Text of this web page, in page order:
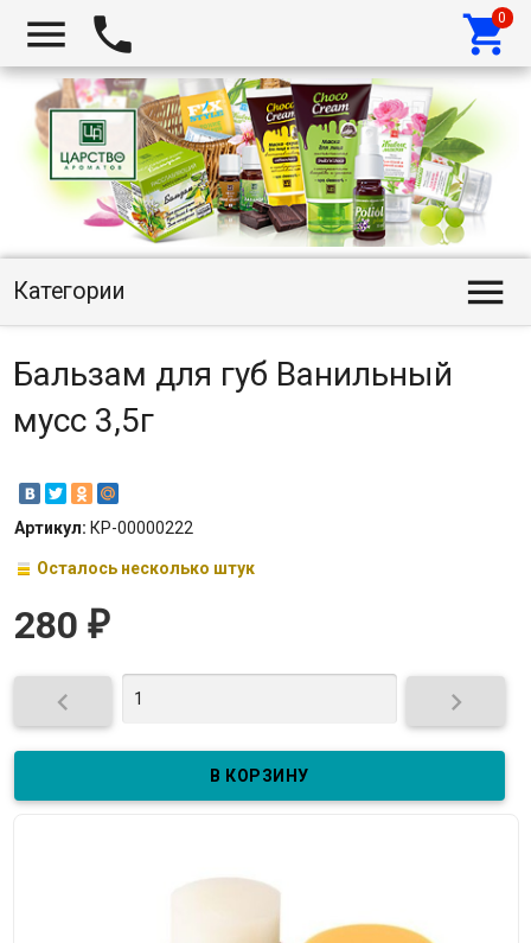
  
Категории 
Бальзам для губ Ванильный
мусс 3,5г
Артикул: КР-00000222
Осталось несколько штук
280 ₽
 